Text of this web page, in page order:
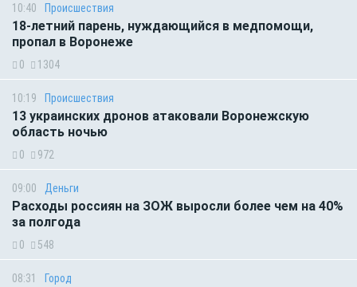
10:40 Происшествия
18-летний парень, нуждающийся в медпомощи,
пропал в Воронеже
0 1304
10:19 Происшествия
13 украинских дронов атаковали Воронежскую
область ночью
0 972
09:00 Деньги
Расходы россиян на ЗОЖ выросли более чем на 40%
за полгода
0 548
08:31 Город